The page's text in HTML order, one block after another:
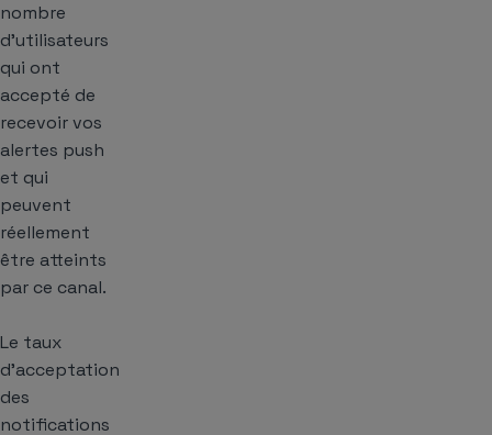
nombre
d’utilisateurs
qui ont
accepté de
recevoir vos
alertes push
et qui
peuvent
réellement
être atteints
par ce canal.
Le taux
d’acceptation
des
notifications